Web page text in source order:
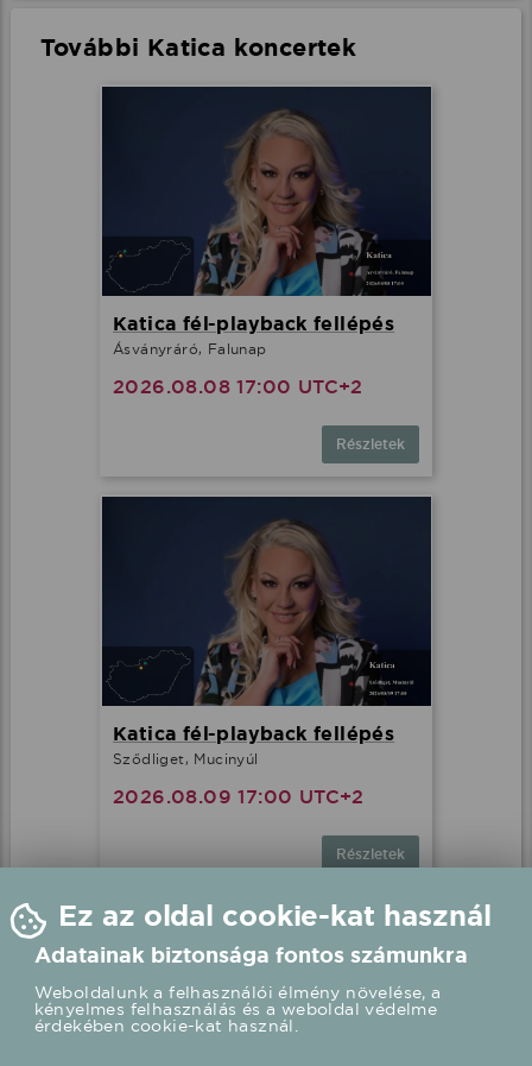
További Katica koncertek
Katica fél-playback fellépés
Ásványráró, Falunap
2026.08.08 17:00 UTC+2
Részletek
Katica fél-playback fellépés
Sződliget, Mucinyúl
2026.08.09 17:00 UTC+2
Részletek
Ez az oldal cookie-kat használ
Adatainak biztonsága fontos számunkra
Weboldalunk a felhasználói élmény növelése, a
kényelmes felhasználás és a weboldal védelme
érdekében cookie-kat használ.